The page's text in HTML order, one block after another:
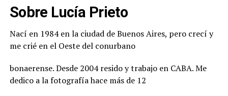
Sobre Lucía Prieto
Nací en 1984 en la ciudad de Buenos Aires, pero crecí y
me crié en el Oeste del conurbano
bonaerense. Desde 2004 resido y trabajo en CABA. Me
dedico a la fotografía hace más de 12